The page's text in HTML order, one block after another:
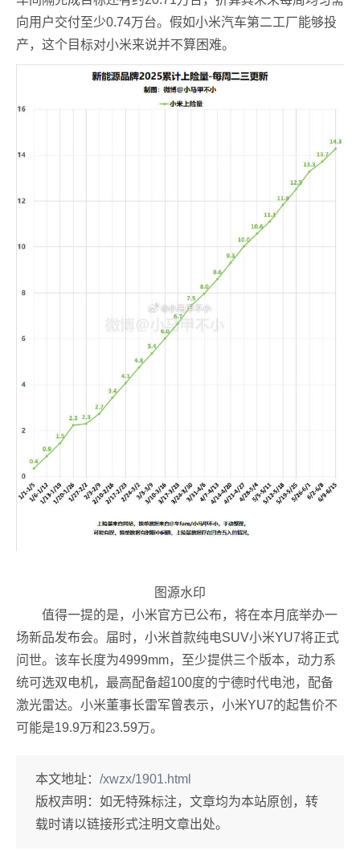
向用户交付至少0.74万台。假如小米汽车第二工厂能够投
产，这个目标对小米来说并不算困难。
图源水印
值得一提的是，小米官方已公布，将在本月底举办一
场新品发布会。届时，小米首款纯电SUV小米YU7将正式
问世。该车长度为4999mm，至少提供三个版本，动力系
统可选双电机，最高配备超100度的宁德时代电池，配备
激光雷达。小米董事长雷军曾表示，小米YU7的起售价不
可能是19.9万和23.59万。
本文地址： /xwzx/1901.html
版权声明： 如无特殊标注，文章均为本站原创，转
载时请以链接形式注明文章出处。